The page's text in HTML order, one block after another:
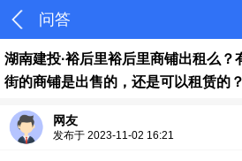
问答
湖南建投·裕后里裕后里商铺出租么？
街的商铺是出售的，还是可以租赁的？
网友
发布于 2023-11-02 16:21